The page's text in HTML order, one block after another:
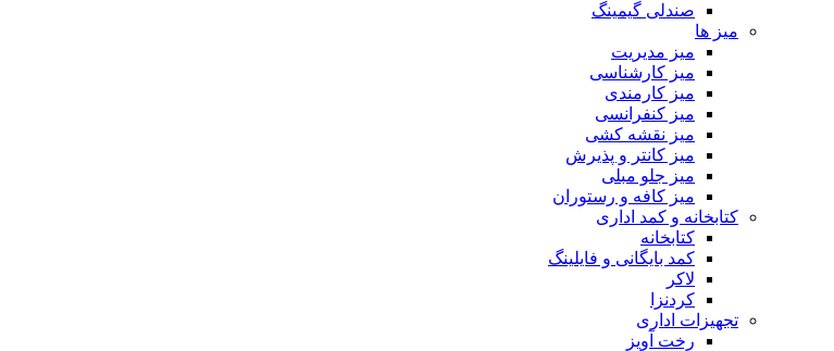
صندلی گیمینگ
میز ها
میز مدیریت
میز کارشناسی
میز کارمندی
میز کنفرانسی
میز نقشه کشی
میز کانتر و پذیرش
میز جلو مبلی
میز کافه و رستوران
کتابخانه و کمد اداری
کتابخانه
کمد بایگانی و فایلینگ
لاکر
کردنزا
تجهیزات اداری
رخت آویز